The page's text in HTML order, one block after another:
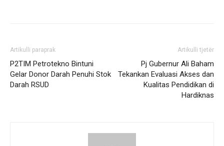
Artikulli paraprak
P2TIM Petrotekno Bintuni
Gelar Donor Darah Penuhi Stok
Darah RSUD
Artikulli tjetër
Pj Gubernur Ali Baham
Tekankan Evaluasi Akses dan
Kualitas Pendidikan di
Hardiknas